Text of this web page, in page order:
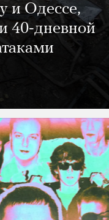
и Одессе,
40-дневной